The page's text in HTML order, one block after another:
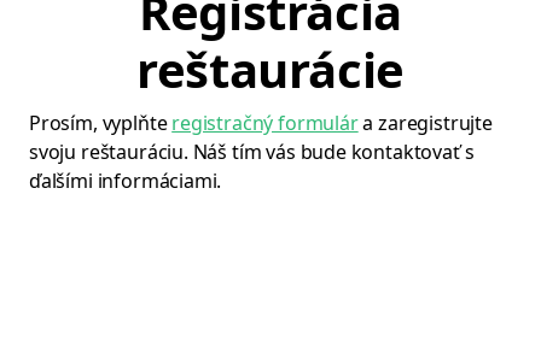
reštaurácie
Prosím, vyplňteregistračný formulára zaregistrujte
svoju reštauráciu. Náš tím vás bude kontaktovať s
ďalšími informáciami.